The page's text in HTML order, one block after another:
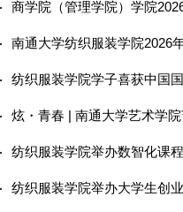
商学院（管理学院）学院
南通大学纺织服装学院2026
纺织服装学院学子喜获中国
炫・青春 | 南通大学艺术学
纺织服装学院举办数智化课
纺织服装学院举办大学生创